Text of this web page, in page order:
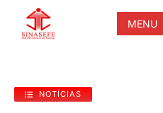
MENU
NOTÍCIAS
NOTÍCIAS